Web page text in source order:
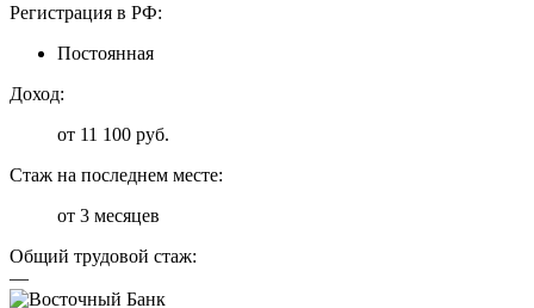
Регистрация в РФ:
Постоянная
Доход:
от 11 100 руб.
Стаж на последнем месте:
от 3 месяцев
Общий трудовой стаж:
—